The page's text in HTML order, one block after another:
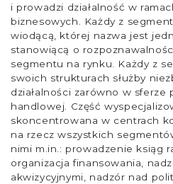
i prowadzi działalność w
biznesowych. Każdy z
wiodącą, której nazwa jest
stanowiącą o
segmentu na rynku. Każdy z
swoich strukturach służby
działalności zarówno w sferze
handlowej. Część
skoncentrowana w centrach
na rzecz wszystkich
nimi m.in.: prowadzenie ksiąg
organizacja finansowania,
akwizycyjnymi, nadzór nad